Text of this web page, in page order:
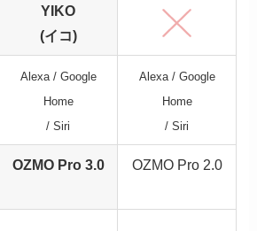
YIKO
(イコ)
Alexa / Google
Home
/ Siri
Alexa / Google
Home
/ Siri
OZMO Pro 3.0 OZMO Pro 2.0